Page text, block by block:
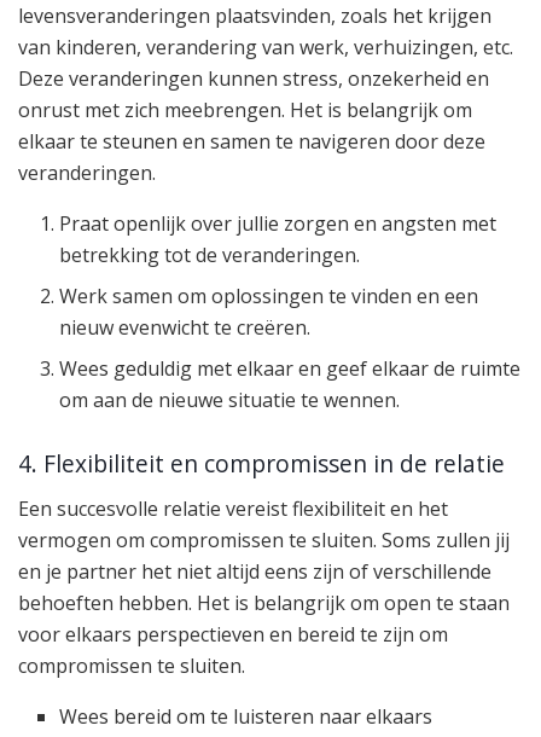
levensveranderingen plaatsvinden, zoals het krijgen
van kinderen, verandering van werk, verhuizingen, etc.
Deze veranderingen kunnen stress, onzekerheid en
onrust met zich meebrengen. Het is belangrijk om
elkaar te steunen en samen te navigeren door deze
veranderingen.
Praat openlijk over jullie zorgen en angsten met
betrekking tot de veranderingen.
Werk samen om oplossingen te vinden en een
nieuw evenwicht te creëren.
Wees geduldig met elkaar en geef elkaar de ruimte
om aan de nieuwe situatie te wennen.
4. Flexibiliteit en compromissen in de relatie
Een succesvolle relatie vereist flexibiliteit en het
vermogen om compromissen te sluiten. Soms zullen jij
en je partner het niet altijd eens zijn of verschillende
behoeften hebben. Het is belangrijk om open te staan
voor elkaars perspectieven en bereid te zijn om
compromissen te sluiten.
Wees bereid om te luisteren naar elkaars